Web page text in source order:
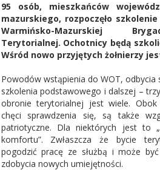
95 osób, mieszkańców
mazurskiego, rozpoczęło
Warmińsko-Mazurskiej
Terytorialnej. Ochotnicy będą
Wśród nowo przyjętych żołnierzy
Powodów wstąpienia do WOT, odbycia
szkolenia podstawowego i dalszej –
obronie terytorialnej jest wiele.
chęci sprawdzenia się, są także
patriotyczne. Dla niektórych jest to
komfortu”. Zwłaszcza że bycie
pogodzić pracę ze służbą i może
zdobycia nowych umiejętności.